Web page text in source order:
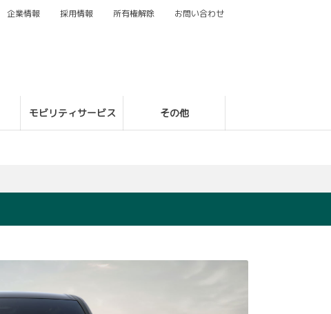
モビリティサービス その他
企業情報 採用情報 所有権解除 お問い合わせ